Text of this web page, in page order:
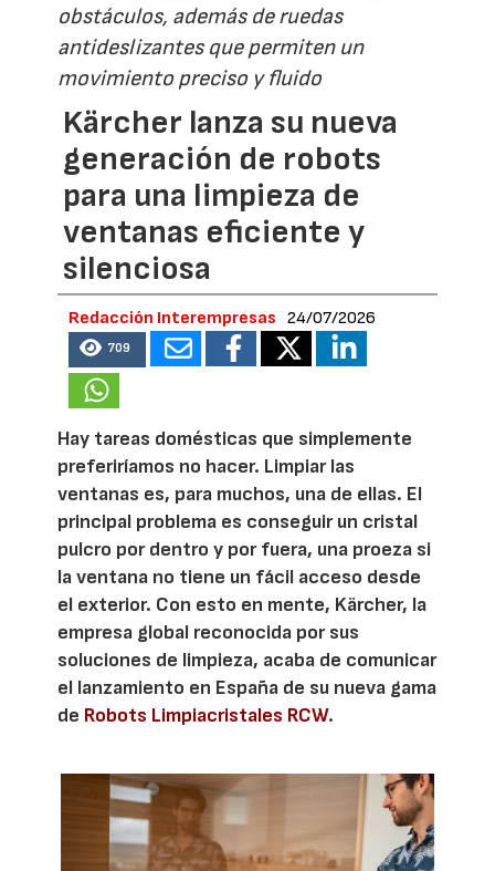
obstáculos, además de ruedas
antideslizantes que permiten un
movimiento preciso y fluido
Kärcher lanza su nueva
generación de robots
para una limpieza de
ventanas eficiente y
silenciosa
Redacción Interempresas 24/07/2026
709
Hay tareas domésticas que simplemente
preferiríamos no hacer. Limpiar las
ventanas es, para muchos, una de ellas. El
principal problema es conseguir un cristal
pulcro por dentro y por fuera, una proeza si
la ventana no tiene un fácil acceso desde
el exterior. Con esto en mente, Kärcher, la
empresa global reconocida por sus
soluciones de limpieza, acaba de comunicar
el lanzamiento en España de su nueva gama
de Robots Limpiacristales RCW.